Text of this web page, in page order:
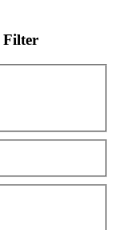
Filter